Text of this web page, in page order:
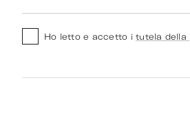
Ho letto e accetto itutela della